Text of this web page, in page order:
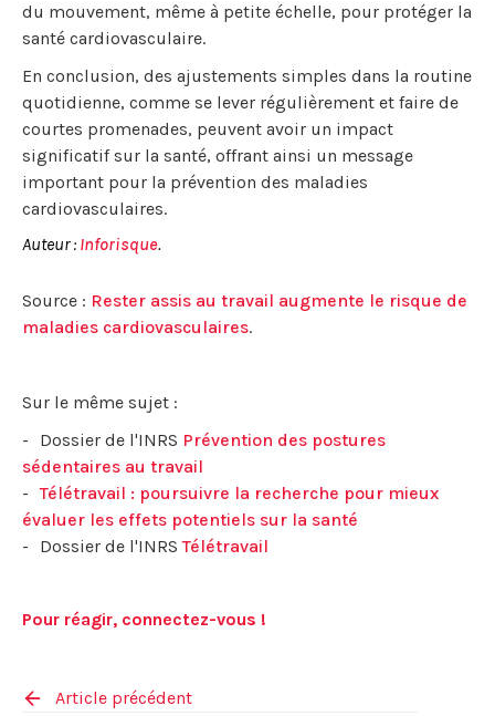
du mouvement, même à petite échelle, pour protéger la
santé cardiovasculaire.
En conclusion, des ajustements simples dans la routine
quotidienne, comme se lever régulièrement et faire de
courtes promenades, peuvent avoir un impact
significatif sur la santé, offrant ainsi un message
important pour la prévention des maladies
cardiovasculaires.
Auteur : Inforisque.
Source : Rester assis au travail augmente le risque de
maladies cardiovasculaires.
Sur le même sujet :
Dossier de l'INRS Prévention des postures
sédentaires au travail
Télétravail : poursuivre la recherche pour mieux
évaluer les effets potentiels sur la santé
Dossier de l'INRSTélétravail
Pour réagir, connectez-vous !
Article précédent